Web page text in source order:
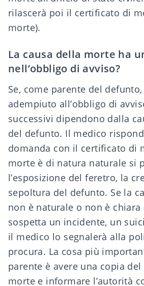
rilascerà poi il certificato di
morte).
La causa della morte ha
nell’obbligo di avviso?
Se, come parente del
adempiuto all’obbligo di
successivi dipendono dalla
del defunto. Il medico
domanda con il certificato di
morte è di natura naturale si
l’esposizione del feretro, la
sepoltura del defunto. Se la
non è naturale o non è chiara
sospetta un incidente, un
il medico lo segnalerà alla
procura. La cosa più
parente è avere una copia
morte e informare l’autorità